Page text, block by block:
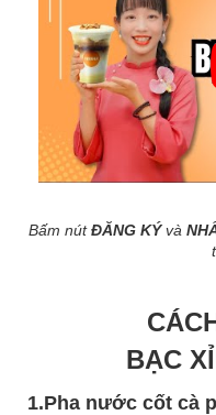
Bấm nútĐĂNG KÝvà
BẠC
1.Pha nước cốt cà